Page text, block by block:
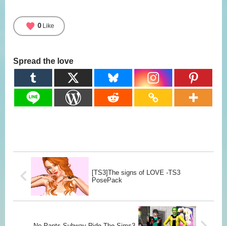
favorite 0 Like
Spread the love
[TS3]The signs of LOVE -TS3
PosePack